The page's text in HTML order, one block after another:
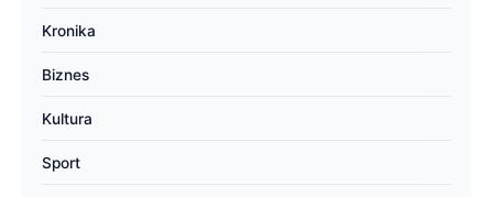
Kronika
Biznes
Kultura
Sport